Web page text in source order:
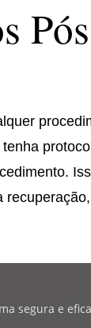
segura e